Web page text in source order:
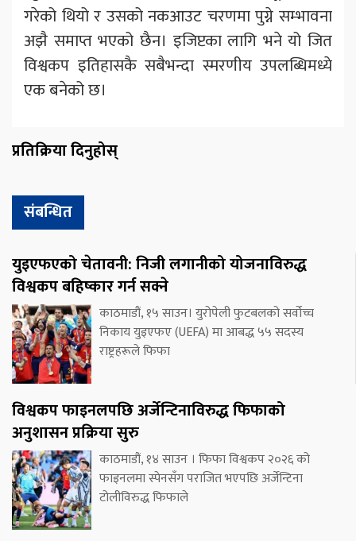
गरेको थियो र उसको नकआउट चरणमा पुग्ने सम्भावना
अझै समाप्त भएको छैन। इजिप्टका लागि भने यो जित
विश्वकप इतिहासकै सबैभन्दा स्मरणीय उपलब्धिमध्ये
एक बनेको छ।
प्रतिक्रिया दिनुहोस्
संबन्धित
युइएफएको चेतावनी: निजी लगानीको योजनाविरुद्ध
विश्वकप बहिष्कार गर्न सक्ने
काठमाडौं, १५ साउन। युरोपेली फुटबलको सर्वोच्च
निकाय युइएफए (UEFA) मा आबद्ध ५५ सदस्य
राष्ट्रहरूले फिफा
विश्वकप फाइनलपछि अर्जेन्टिनाविरुद्ध फिफाको
अनुशासन प्रक्रिया सुरु
काठमाडौं, १४ साउन । फिफा विश्वकप २०२६ को
फाइनलमा स्पेनसँग पराजित भएपछि अर्जेन्टिना
टोलीविरुद्ध फिफाले